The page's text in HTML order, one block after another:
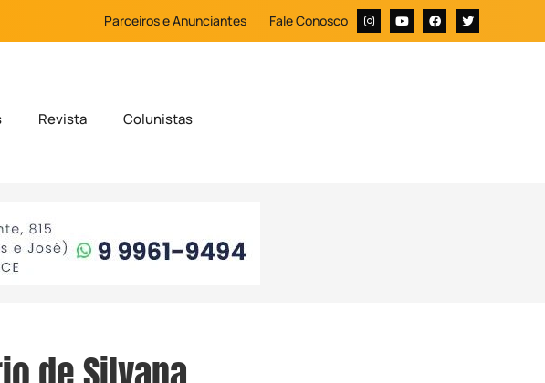
Parceiros e Anunciantes Fale Conosco
Revista Colunistas